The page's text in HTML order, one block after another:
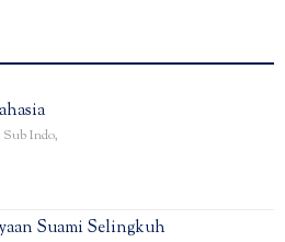
Sub Indo,
Suami Selingkuh